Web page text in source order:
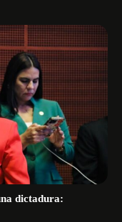
dictadura: